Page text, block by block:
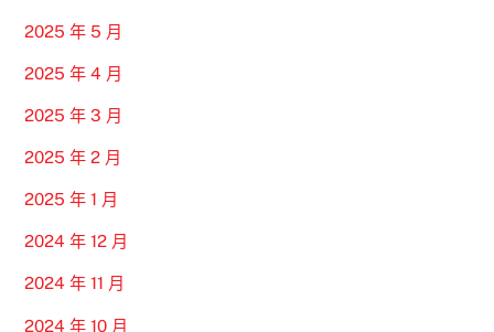
2025 年 5 月
2025 年 4 月
2025 年 3 月
2025 年 2 月
2025 年 1 月
2024 年 12 月
2024 年 11 月
2024 年 10 月